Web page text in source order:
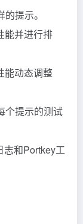
提示。
能并进行排
能动态调整
个提示的测试
志和Portkey工